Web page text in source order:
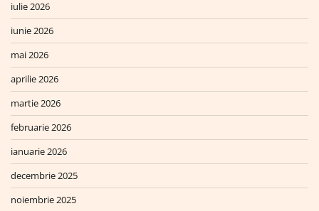
iulie 2026
iunie 2026
mai 2026
aprilie 2026
martie 2026
februarie 2026
ianuarie 2026
decembrie 2025
noiembrie 2025